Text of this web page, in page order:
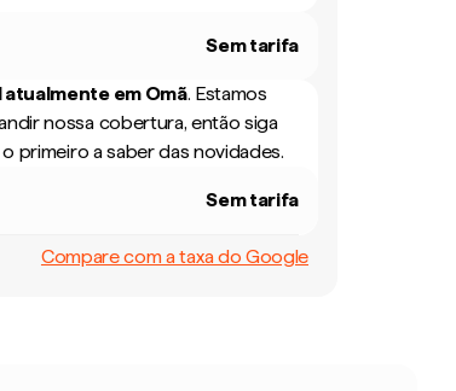
Sem tarifa
atualmente em Omã. Estamos
nossa cobertura, então siga
primeiro a saber das novidades.
Sem tarifa
Compare com a taxa do Google